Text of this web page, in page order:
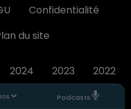
Podcasts
Confidentialité
du site
2024 2023 2022